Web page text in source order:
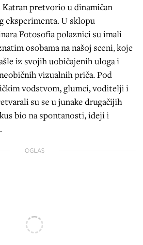
Katran pretvorio u dinamičan
eksperimenta. U sklopu
Fotosofia polaznici su imali
osobama na našoj sceni, koje
iz svojih uobičajenih uloga i
vizualnih priča. Pod
vodstvom, glumci, voditelji i
su se u junake drugačijih
bio na spontanosti, ideji i
OGLAS